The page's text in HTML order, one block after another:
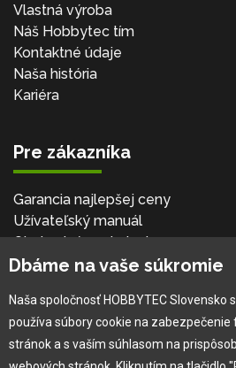
Vlastná výroba
Náš Hobbytec tím
Kontaktné údaje
Naša história
Kariéra
Pre zákazníka
Garancia najlepšej ceny
Užívateľský manuál
Obchodné podmienky
Zákazník & partner
Novinky
Dbáme na vaše súkromie
Naša spoločnosť HOBBYTEC Slovensko
používa súbory cookie na
stránok a s vaším súhlasom na